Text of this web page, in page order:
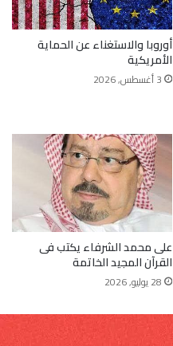
أوروبا والاستغناء عن الحماية
الأمريكية
3 أغسطس, 2026
على محمد الشرفاء يكتب فى
القرآن المجيد الخاتمة
28 يوليو, 2026